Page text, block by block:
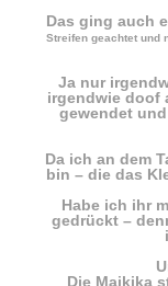
Das ging auch
Streifen geachtet und
Ja nur
irgendwie doof
gewendet
Da ich an dem
bin – die das
Habe ich ihr
gedrückt –
Die Maikika